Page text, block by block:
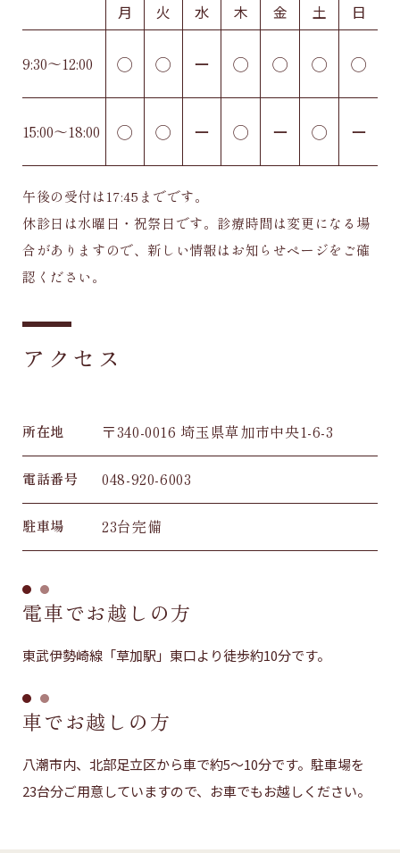
月 火 水 木 金 土 日
9:30〜12:00 ◯ ◯ ー ◯ ◯ ◯ ◯
15:00〜18:00 ◯ ◯ ー ◯ ー ◯ ー
午後の受付は17:45までです。
休診日は水曜日・祝祭日です。診療時間は変更になる場
合がありますので、新しい情報はお知らせページをご確
認ください。
アクセス
所在地 〒340-0016 埼玉県草加市中央1-6-3
電話番号 048-920-6003
駐車場 23台完備
電車でお越しの方
東武伊勢崎線「草加駅」東口より徒歩約10分です。
車でお越しの方
八潮市内、北部足立区から車で約5〜10分です。駐車場を
23台分ご用意していますので、お車でもお越しください。